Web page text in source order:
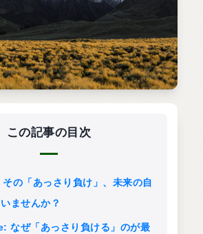
この記事の目次
の「あっさり負け」、未来の自
ませんか？
なぜ「あっさり負ける」のが最